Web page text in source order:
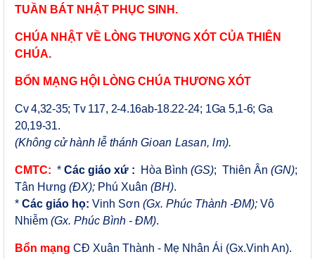
TUẦN BÁT NHẬT PHỤC SINH.
CHÚA NHẬT VỀ LÒNG THƯƠNG XÓT CỦA THIÊN
CHÚA.
BỔN MẠNG HỘI LÒNG CHÚA THƯƠNG XÓT
Cv 4,32-35; Tv 117, 2-4.16ab-18.22-24; 1Ga 5,1-6; Ga
20,19-31.
(Không cử hành lễ thánh Gioan Lasan, lm).
CMTC: * Các giáo xứ : Hòa Bình (GS); Thiên Ân (GN);
Tân Hưng (ĐX); Phú Xuân (BH).
* Các giáo họ: Vinh Sơn (Gx. Phúc Thành -ĐM); Vô
Nhiễm (Gx. Phúc Bình - ĐM).
Bổn mạng CĐ Xuân Thành - Mẹ Nhân Ái (Gx.Vinh An).